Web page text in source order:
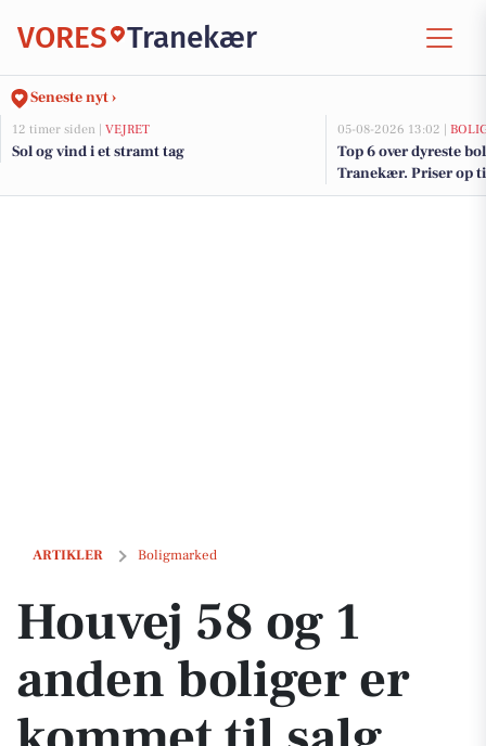
VORES Tranekær
Seneste nyt ›
12 timer siden | VEJRET
Sol og vind i et stramt tag
05-08-2026 13:02 |
Top 6 over dyreste
Tranekær. Priser op
ARTIKLER Boligmarked
Houvej 58 og 1 anden boliger er kommet til salg denne uge i
Houvej 58 og 1
anden boliger er